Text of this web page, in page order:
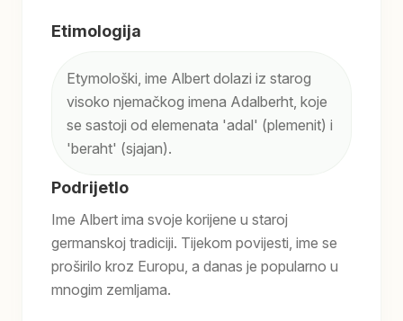
Etimologija
Etymološki, ime Albert dolazi iz starog
visoko njemačkog imena Adalberht, koje
se sastoji od elemenata 'adal' (plemenit) i
'beraht' (sjajan).
Podrijetlo
Ime Albert ima svoje korijene u staroj
germanskoj tradiciji. Tijekom povijesti, ime se
proširilo kroz Europu, a danas je popularno u
mnogim zemljama.